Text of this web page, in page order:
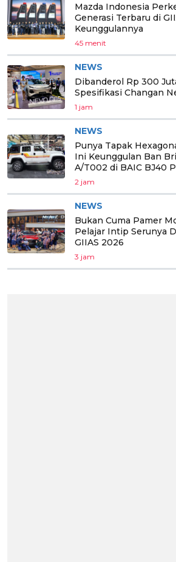
Mazda Indonesia
Generasi Terbaru di
Keunggulannya
45 menit
NEWS
Dibanderol Rp 300
Spesifikasi Changan
1 jam
NEWS
Punya Tapak
Ini Keunggulan Ban
A/T002 di BAIC BJ40
2 jam
NEWS
Bukan Cuma Pamer
Pelajar Intip Serunya
GIIAS 2026
3 jam